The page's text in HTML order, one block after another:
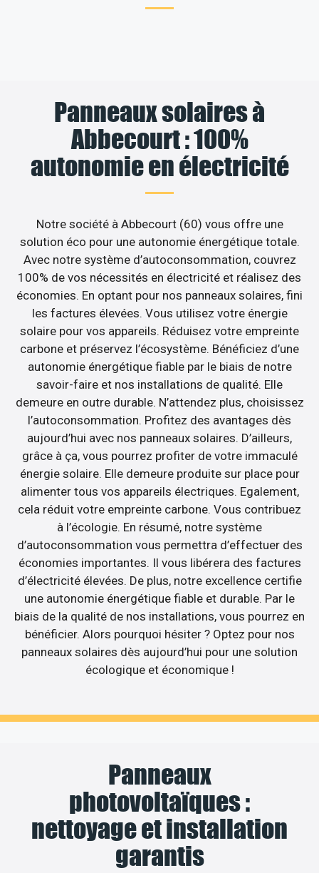
Panneaux solaires à
Abbecourt : 100%
autonomie en électricité
Notre société à Abbecourt (60) vous offre une
solution éco pour une autonomie énergétique totale.
Avec notre système d’autoconsommation, couvrez
100% de vos nécessités en électricité et réalisez des
économies. En optant pour nos panneaux solaires, fini
les factures élevées. Vous utilisez votre énergie
solaire pour vos appareils. Réduisez votre empreinte
carbone et préservez l’écosystème. Bénéficiez d’une
autonomie énergétique fiable par le biais de notre
savoir-faire et nos installations de qualité. Elle
demeure en outre durable. N’attendez plus, choisissez
l’autoconsommation. Profitez des avantages dès
aujourd’hui avec nos panneaux solaires. D’ailleurs,
grâce à ça, vous pourrez profiter de votre immaculé
énergie solaire. Elle demeure produite sur place pour
alimenter tous vos appareils électriques. Egalement,
cela réduit votre empreinte carbone. Vous contribuez
à l’écologie. En résumé, notre système
d’autoconsommation vous permettra d’effectuer des
économies importantes. Il vous libérera des factures
d’électricité élevées. De plus, notre excellence certifie
une autonomie énergétique fiable et durable. Par le
biais de la qualité de nos installations, vous pourrez en
bénéficier. Alors pourquoi hésiter ? Optez pour nos
panneaux solaires dès aujourd’hui pour une solution
écologique et économique !
Panneaux
photovoltaïques :
nettoyage et installation
garantis